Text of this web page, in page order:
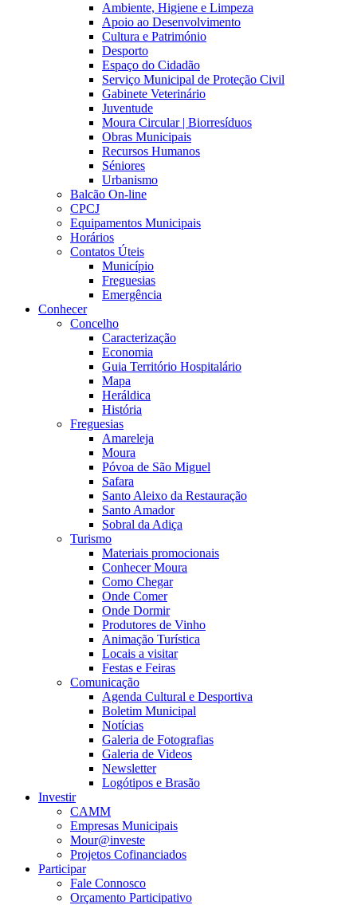
Ambiente, Higiene e Limpeza
Apoio ao Desenvolvimento
Cultura e Património
Desporto
Espaço do Cidadão
Serviço Municipal de Proteção Civil
Gabinete Veterinário
Juventude
Moura Circular | Biorresíduos
Obras Municipais
Recursos Humanos
Séniores
Urbanismo
Balcão On-line
CPCJ
Equipamentos Municipais
Horários
Contatos Úteis
Município
Freguesias
Emergência
Conhecer
Concelho
Caracterização
Economia
Guia Território Hospitalário
Mapa
Heráldica
História
Freguesias
Amareleja
Moura
Póvoa de São Miguel
Safara
Santo Aleixo da Restauração
Santo Amador
Sobral da Adiça
Turismo
Materiais promocionais
Conhecer Moura
Como Chegar
Onde Comer
Onde Dormir
Produtores de Vinho
Animação Turística
Locais a visitar
Festas e Feiras
Comunicação
Agenda Cultural e Desportiva
Boletim Municipal
Notícias
Galeria de Fotografias
Galeria de Videos
Newsletter
Logótipos e Brasão
Investir
CAMM
Empresas Municipais
Mour@investe
Projetos Cofinanciados
Participar
Fale Connosco
Orçamento Participativo